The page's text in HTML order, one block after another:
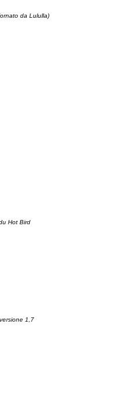
da Lululla)
Hot Bird
1,7